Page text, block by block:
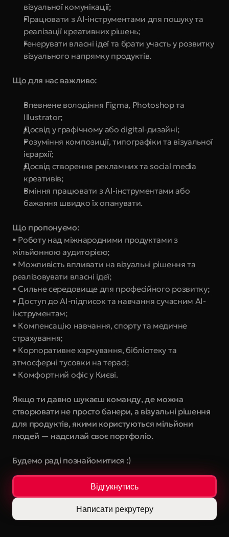
візуальної комунікації;
Працювати з AI-інструментами для пошуку та
реалізації креативних рішень;
Генерувати власні ідеї та брати участь у розвитку
візуального напрямку продуктів.
Що для нас важливо:
Впевнене володіння Figma, Photoshop та
Illustrator;
Досвід у графічному або digital-дизайні;
Розуміння композиції, типографіки та візуальної
ієрархії;
Досвід створення рекламних та social media
креативів;
Вміння працювати з AI-інструментами або
бажання швидко їх опанувати.
Що пропонуємо:
• Роботу над міжнародними продуктами з
мільйонною аудиторією;
• Можливість впливати на візуальні рішення та
реалізовувати власні ідеї;
• Сильне середовище для професійного розвитку;
• Доступ до AI-підписок та навчання сучасним AI-
інструментам;
• Компенсацію навчання, спорту та медичне
страхування;
• Корпоративне харчування, бібліотеку та
атмосферні тусовки на терасі;
• Комфортний офіс у Києві.
Якщо ти давно шукаєш команду, де можна
створювати не просто банери, а візуальні рішення
для продуктів, якими користуються мільйони
людей — надсилай своє портфоліо.
Будемо раді познайомитися :)
Відгукнутись
Написати рекрутеру